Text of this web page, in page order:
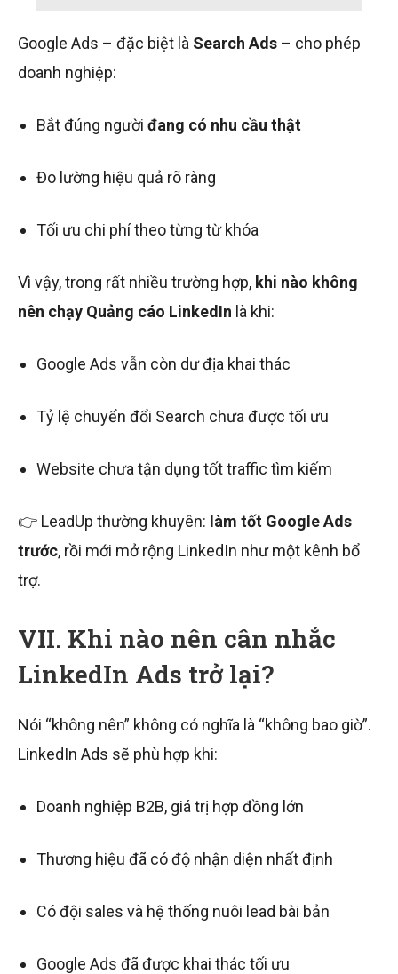
Google Ads – đặc biệt là Search Ads – cho phép
doanh nghiệp:
Bắt đúng người đang có nhu cầu thật
Đo lường hiệu quả rõ ràng
Tối ưu chi phí theo từng từ khóa
Vì vậy, trong rất nhiều trường hợp, khi nào không
nên chạy Quảng cáo LinkedIn là khi:
Google Ads vẫn còn dư địa khai thác
Tỷ lệ chuyển đổi Search chưa được tối ưu
Website chưa tận dụng tốt traffic tìm kiếm
👉 LeadUp thường khuyên: làm tốt Google Ads
trước, rồi mới mở rộng LinkedIn như một kênh bổ
trợ.
VII. Khi nào nên cân nhắc
LinkedIn Ads trở lại?
Nói “không nên” không có nghĩa là “không bao giờ”.
LinkedIn Ads sẽ phù hợp khi:
Doanh nghiệp B2B, giá trị hợp đồng lớn
Thương hiệu đã có độ nhận diện nhất định
Có đội sales và hệ thống nuôi lead bài bản
Google Ads đã được khai thác tối ưu